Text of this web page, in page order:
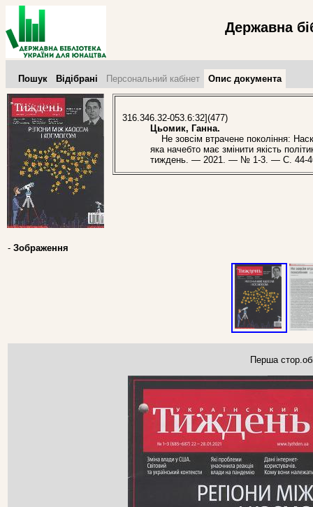
Державна
Пошук Відібрані Персональний кабінет Опис документа
316.346.32-053.6:32](477)
Цьомик, Ганна.
Не зовсім втрачене покоління:
яка начебто має змінити якість
тиждень. — 2021. — № 1-3. — С. 44-
- Зображення
Перша